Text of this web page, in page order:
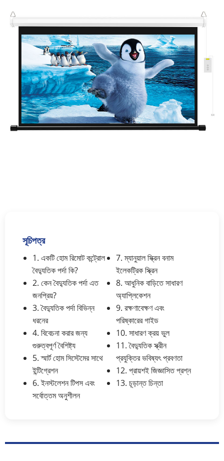
সূচিপত্র
1. একটি হোম রিমোট কন্ট্রোল
বৈদ্যুতিক পর্দা কি?
2. কেন বৈদ্যুতিক পর্দা এত
জনপ্রিয়?
3. বৈদ্যুতিক পর্দা বিভিন্ন
ধরনের
4. বিবেচনা করার জন্য
গুরুত্বপূর্ণ বৈশিষ্ট্য
5. স্মার্ট হোম সিস্টেমের সাথে
ইন্টিগ্রেশন
6. ইনস্টলেশন টিপস এবং
সর্বোত্তম অনুশীলন
7. ম্যানুয়াল স্ক্রিন বনাম
ইলেকট্রিক স্ক্রিন
8. আধুনিক বাড়িতে সাধারণ
অ্যাপ্লিকেশন
9. রক্ষণাবেক্ষণ এবং
পরিষ্কারের গাইড
10. সাধারণ ক্রয় ভুল
11. বৈদ্যুতিক স্ক্রীন
প্রযুক্তির ভবিষ্যৎ প্রবণতা
12. প্রায়শই জিজ্ঞাসিত প্রশ্ন
13. চূড়ান্ত চিন্তা